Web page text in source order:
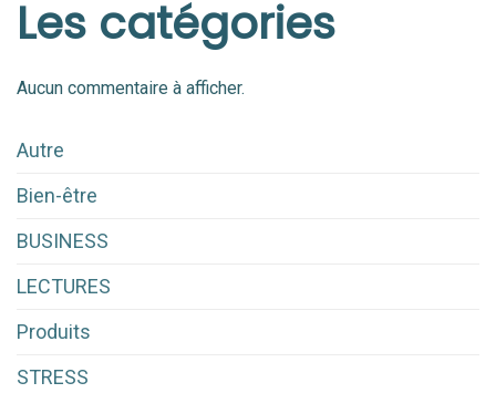
Les catégories
Aucun commentaire à afficher.
Autre
Bien-être
BUSINESS
LECTURES
Produits
STRESS